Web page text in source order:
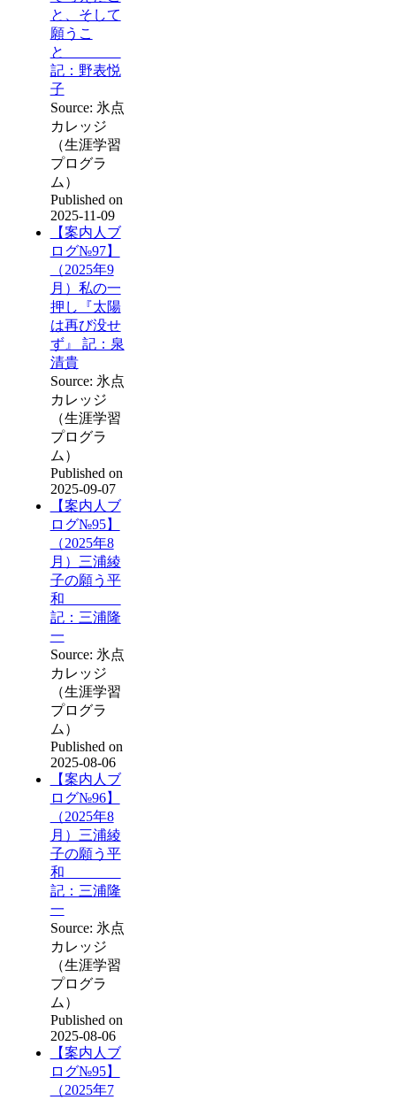
と、そして
願うこ
と
記：野表悦
子
Source: 氷点
カレッジ
（生涯学習
プログラ
ム）
Published on
2025-11-09
【案内人ブ
ログ№97】
（2025年9
月）私の一
押し『太陽
は再び没せ
ず』 記：泉
清貴
Source: 氷点
カレッジ
（生涯学習
プログラ
ム）
Published on
2025-09-07
【案内人ブ
ログ№95】
（2025年8
月）三浦綾
子の願う平
和
記：三浦隆
一
Source: 氷点
カレッジ
（生涯学習
プログラ
ム）
Published on
2025-08-06
【案内人ブ
ログ№96】
（2025年8
月）三浦綾
子の願う平
和
記：三浦隆
一
Source: 氷点
カレッジ
（生涯学習
プログラ
ム）
Published on
2025-08-06
【案内人ブ
ログ№95】
（2025年7